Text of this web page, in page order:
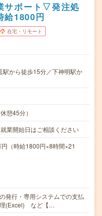
サポート▽発注処
給1800円
在宅・リモート
から徒歩15分／下神明駅か
憩45分）
業開始日はご相談ください
（時給1800円×8時間×21
発行・専用システムでの支払
理(Excel) など【…